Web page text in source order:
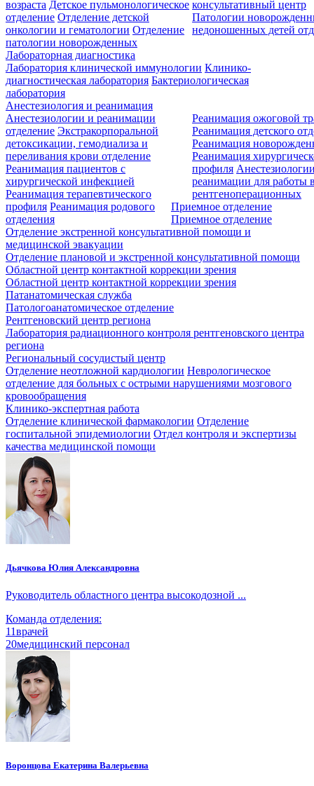
консультативный центр
Патологии
недоношенных детей
возраста Детское пульмонологическое
отделение Отделение детской
онкологии и гематологии Отделение
патологии новорожденных
Лабораторная диагностика
Лаборатория клинической иммунологии Клинико-
диагностическая лаборатория Бактериологическая
лаборатория
Анестезиология и реанимация
Анестезиологии и реанимации
отделение Экстракорпоральной
детоксикации, гемодиализа и
переливания крови отделение
Реанимация пациентов с
хирургической инфекцией
Реанимация терапевтического
профиля Реанимация родового
отделения
Реанимация ожоговой
Реанимация детского
Реанимация
Реанимация
профиля
реанимации для работы
рентгеноперационных
Приемное отделение
Приемное отделение
Отделение экстренной консультативной помощи и
медицинской эвакуации
Отделение плановой и экстренной консультативной помощи
Областной центр контактной коррекции зрения
Областной центр контактной коррекции зрения
Патанатомическая служба
Патологоанатомическое отделение
Рентгеновский центр региона
Лаборатория радиационного контроля рентгеновского центра
региона
Региональный сосудистый центр
Отделение неотложной кардиологии Неврологическое
отделение для больных с острыми нарушениями мозгового
кровообращения
Клинико-экспертная работа
Отделение клинической фармакологии Отделение
госпитальной эпидемиологии Отдел контроля и экспертизы
качества медицинской помощи
Дьячкова Юлия Александровна
Руководитель областного центра высокодозной ...
Команда отделения:
11врачей
20медицинский персонал
Воронцова Екатерина Валерьевна